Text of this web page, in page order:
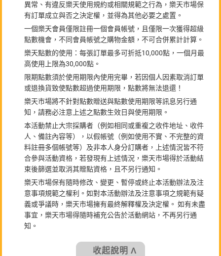
異常、有違反樂天使用規約或相關規範之行為，樂天市場保
有訂單成立與否之決定權，並得為其他必要之處置。
一個樂天會員僅限註冊一個會員帳號，且僅限一次獲得超級
點數機會，不同會員帳號之購物金額，不可合併累計計算。
樂天點數的使用：每張訂單最多可折抵10,000點，一個月最
高使用上限為30,000點。
限期點數須於使用期限內使用完畢，若因個人因素取消訂單
或退換貨致使點數超過使用期限，點數將無法退還！
樂天市場將不針對點數贈送與點數使用期限等訊息另行通
知，請務必注意上述之點數生效日與使用期限。
本活動禁止大宗採購者（例如相同或重複之收件地址、收件
人、備註內容等），以假帳號（例如使用不實、不完整的資
料註冊多個帳號等）及非本人身分訂購者，上述情況皆不符
合參與活動資格，若發現有上述情況，樂天市場得於活動結
束後篩選並取消其贈點資格，且不另行通知。
樂天市場保有隨時修改、變更、暫停或終止本活動辦法及注
意事項規範之權利。如對本活動辦法及注意事項之規範有疑
義或爭議時，樂天市場擁有最終解釋權及決定權。 如有未盡
事宜，樂天市場得隨時補充公告於活動網站，不再另行通
知。
收起說明 Λ